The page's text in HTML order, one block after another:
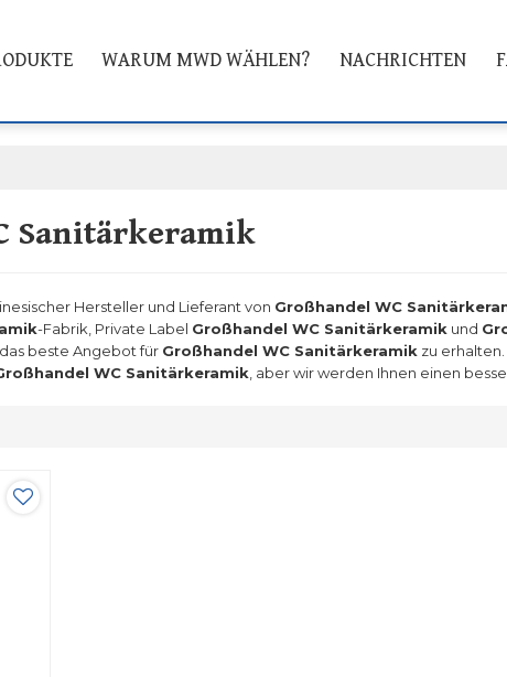
WARUM MWD WÄHLEN? NACHRICHTEN
Sanitärkeramik
Hersteller und Lieferant von Großhandel WC
-Fabrik, Private Label Großhandel WC Sanitärkeramik und
beste Angebot für Großhandel WC Sanitärkeramik zu
WC Sanitärkeramik , aber wir werden Ihnen einen